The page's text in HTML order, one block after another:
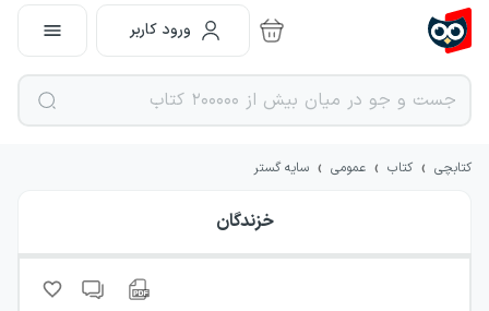
ورود کاربر
کتابچی › کتاب › عمومی › سایه گستر
خزندگان